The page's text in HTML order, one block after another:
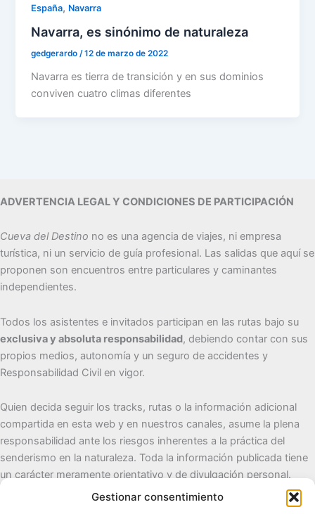
Gestionar consentimiento
España, Navarra
Navarra, es sinónimo de naturaleza
gedgerardo/12 de marzo de 2022
Navarra es tierra de transición y en sus dominios
conviven cuatro climas diferentes
ADVERTENCIA LEGAL Y CONDICIONES DE PARTICIPACIÓN
Cueva del Destino no es una agencia de viajes, ni empresa
turística, ni un servicio de guía profesional. Las salidas que aquí se
proponen son encuentros entre particulares y caminantes
independientes.
Todos los asistentes e invitados participan en las rutas bajo su
exclusiva y absoluta responsabilidad, debiendo contar con sus
propios medios, autonomía y un seguro de accidentes y
Responsabilidad Civil en vigor.
Quien decida seguir los tracks, rutas o la información adicional
compartida en esta web y en nuestros canales, asume la plena
responsabilidad ante los riesgos inherentes a la práctica del
senderismo en la naturaleza. Toda la información publicada tiene
un carácter meramente orientativo y de divulgación personal.